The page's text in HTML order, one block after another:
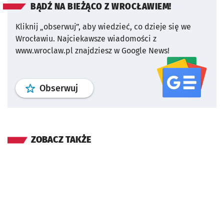
BĄDŹ NA BIEŻĄCO Z WROCŁAWIEM!
Kliknij „obserwuj”, aby wiedzieć, co dzieje się we
Wrocławiu. Najciekawsze wiadomości z
www.wroclaw.pl znajdziesz w Google News!
Obserwuj profil serwisu
ZOBACZ TAKŻE